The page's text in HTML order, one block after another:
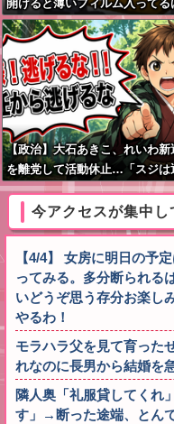
開けると薄いフィルム入ってる
あれなんのためか教えてって聞
け」
【政治】大石あきこ、れいわ新
を離党して活動休止…「スジは
ます」とは何だったのか
今アクセスが集中し
【4/4】 女房に明日の予
ってみる。多分断られる
いどうぞ思う存分お楽し
やるわ！
モラハラ父を見て育った
れなのに長男から結婚を
隣人奥「礼服貸してくれ
す」→断った途端、とん